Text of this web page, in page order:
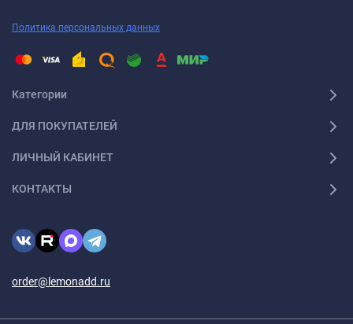
Политика персональных данных
Категории
ДЛЯ ПОКУПАТЕЛЕЙ
ЛИЧНЫЙ КАБИНЕТ
КОНТАКТЫ
order@lemonadd.ru